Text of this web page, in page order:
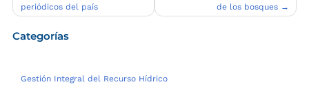
entradas
periódicos del país
de los bosques
Categorías
Gestión Integral del Recurso Hídrico